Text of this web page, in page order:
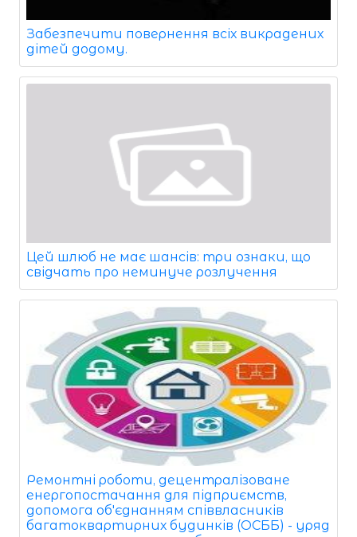
Забезпечити повернення всіх викрадених
дітей додому.
Цей шлюб не має шансів: три ознаки, що
свідчать про неминуче розлучення
Ремонтні роботи, децентралізоване
енергопостачання для підприємств,
допомога об'єднанням співвласників
багатоквартирних будинків (ОСББ) - уряд